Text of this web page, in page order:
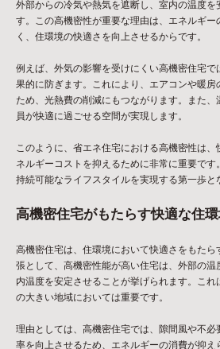
外部からの冷気や熱気を遮断し、室内の温度を
す。この高機密性が重要な理由は、エネルギ
く、住環境の快適さを向上させるからです。
例えば、外気の影響を受けにくい高機密住宅
果的に防ぎます。これにより、エアコンや暖
ため、光熱費の削減にもつながります。また
員が快適に過ごせる空間が実現します。
このように、省エネ住宅における高機密性は
ネルギーコストを抑えるために非常に重要です
持続可能なライフスタイルを実現する第一歩と
高機密住宅がもたらす快適な住
高機密住宅は、住環境において快適さをもた
張として、高機密性能が高い住宅は、外部の
内温度を安定させることが挙げられます。こ
の大きい地域においては重要です。
理由としては、高機密住宅では、隙間風や不
率を向上させるため、エネルギーの消費が抑